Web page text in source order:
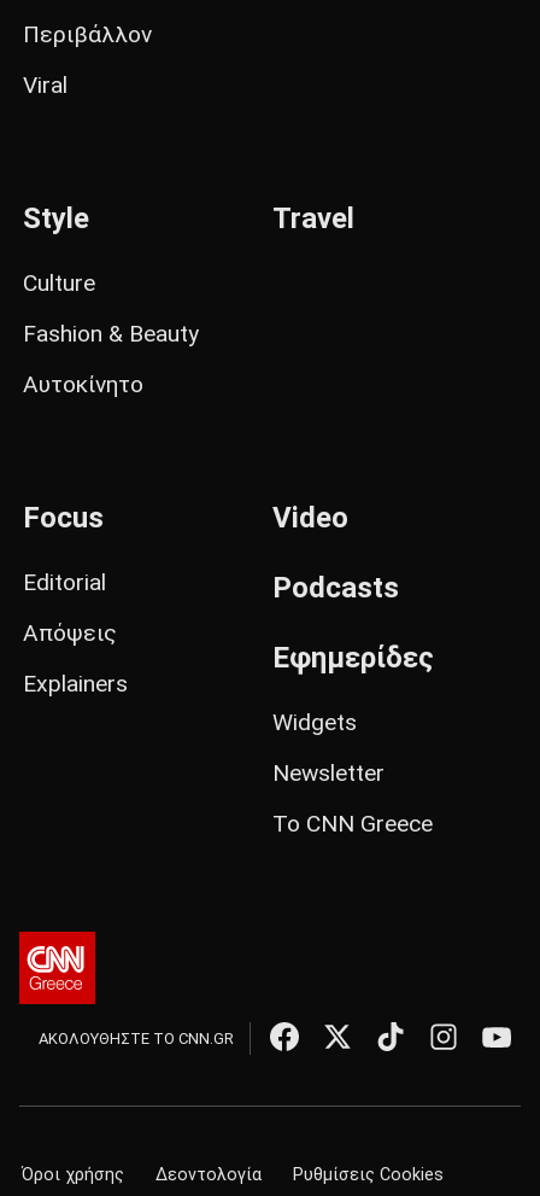
Περιβάλλον
Viral
Style
Culture
Fashion & Beauty
Αυτοκίνητο
Travel
Focus
Editorial
Απόψεις
Explainers
Video
Podcasts
Εφημερίδες
Widgets
Newsletter
Το CNN Greece
ΑΚΟΛΟΥΘΗΣΤΕ ΤΟ CNN.GR
Όροι χρήσης Δεοντολογία Ρυθμίσεις Cookies